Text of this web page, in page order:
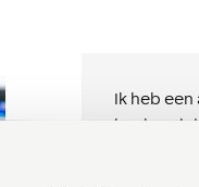
Ik heb
heel snel